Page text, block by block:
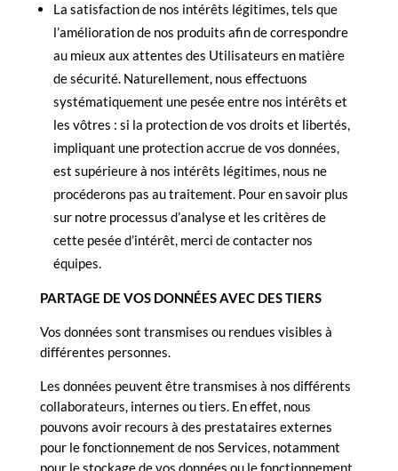
La satisfaction de nos intérêts légitimes, tels que
l’amélioration de nos produits afin de correspondre
au mieux aux attentes des Utilisateurs en matière
de sécurité. Naturellement, nous effectuons
systématiquement une pesée entre nos intérêts et
les vôtres : si la protection de vos droits et libertés,
impliquant une protection accrue de vos données,
est supérieure à nos intérêts légitimes, nous ne
procéderons pas au traitement. Pour en savoir plus
sur notre processus d’analyse et les critères de
cette pesée d’intérêt, merci de contacter nos
équipes.
PARTAGE DE VOS DONNÉES AVEC DES TIERS
Vos données sont transmises ou rendues visibles à
différentes personnes.
Les données peuvent être transmises à nos différents
collaborateurs, internes ou tiers. En effet, nous
pouvons avoir recours à des prestataires externes
pour le fonctionnement de nos Services, notamment
pour le stockage de vos données ou le fonctionnement